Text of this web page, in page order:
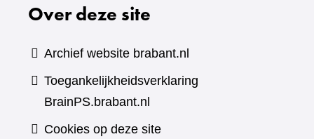
Over deze site
Archief website brabant.nl
Toegankelijkheidsverklaring
BrainPS.brabant.nl
Cookies op deze site